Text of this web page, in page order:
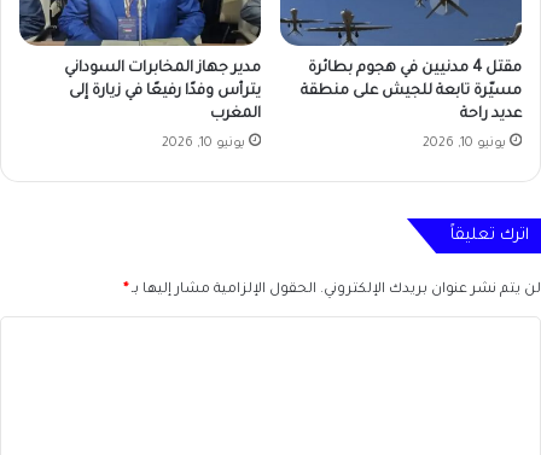
مقتل 4 مدنيين في هجوم بطائرة
مسيّرة تابعة للجيش على منطقة
عديد راحة
يونيو 10, 2026
مدير جهاز المخابرات السوداني
يترأس وفدًا رفيعًا في زيارة إلى
المغرب
يونيو 10, 2026
اترك تعليقاً
لن يتم نشر عنوان بريدك الإلكتروني. الحقول الإلزامية مشار إليها بـ*